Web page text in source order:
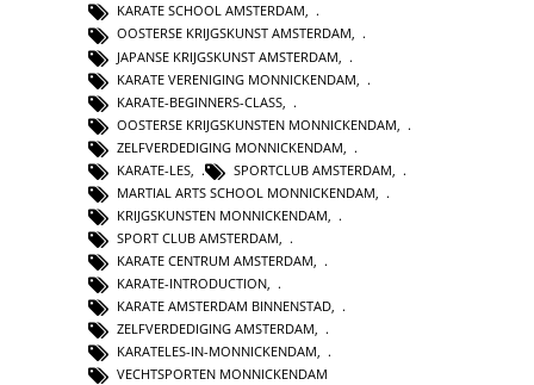
KARATE SCHOOL AMSTERDAM,
OOSTERSE KRIJGSKUNST AMSTERDAM,
JAPANSE KRIJGSKUNST AMSTERDAM
KARATE VERENIGING MONNICKENDAM
KARATE-BEGINNERS-CLASS
OOSTERSE KRIJGSKUNSTEN MONNICKENDAM
ZELFVERDEDIGING MONNICKENDAM
KARATE-LES
SPORTCLUB AMSTERDAM
MARTIAL ARTS SCHOOL MONNICKENDAM
KRIJGSKUNSTEN MONNICKENDAM
SPORT CLUB AMSTERDAM,
KARATE CENTRUM AMSTERDAM,
KARATE-INTRODUCTION,
KARATE AMSTERDAM BINNENSTAD,
ZELFVERDEDIGING AMSTERDAM,
KARATELES-IN-MONNICKENDAM,
VECHTSPORTEN MONNICKENDAM